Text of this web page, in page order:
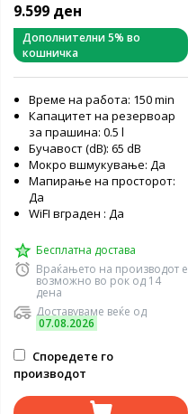
9.599 ден
Дополнителни 5% во
кошничка
Време на работа: 150 min
Капацитет на резервоар
за прашина: 0.5 l
Бучавост (dB): 65 dB
Мокро вшмукување: Да
Мапирање на просторот:
Да
WiFI вграден : Да
Бесплатна достава
Враќањето на производот е
возможно во рок од 14
дена
Доставуваме веќе од
07.08.2026
Споредете го
производот